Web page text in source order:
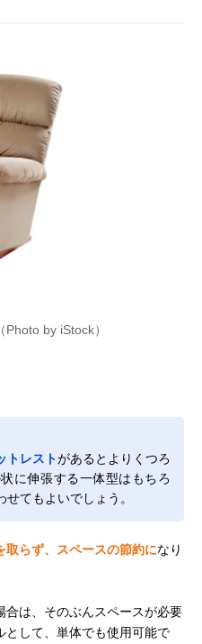
by iStock）
トレストがあるとよりくつろ
に伸張する一体型はもちろ
てもよいでしょう。
取らず、スペースの節約になり
合は、そのぶんスペースが必要
として、単体でも使用可能で